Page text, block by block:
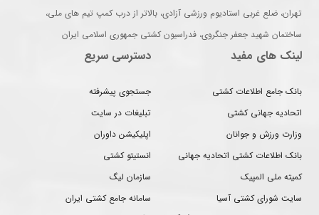
تهران، ضلع غربی استادیوم ورزشی آزادی، بالاتر از درب کمپ تیم های ملی،
ساختمان شهید جعفر جنگروی، فدراسیون کشتی جمهوری اسلامی ایران
لینک های مفید
بانک جامع اطلاعات کشتی
اتحادیه جهانی کشتی
وزارت ورزش و جوانان
بانک اطلاعات کشتی اتحادیه جهانی
کمیته ملی المپیک
سایت شورای کشتی آسیا
دسترسی سریع
جستجوی پیشرفته
تبلیغات در سایت
اپلیکیشن داوران
انستیتو کشتی
سازمان لیگ
سامانه جامع کشتی ایران